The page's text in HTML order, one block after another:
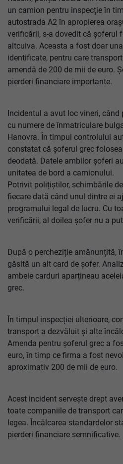
un camion pentru inspecție în
autostrada A2 în apropierea
verificării, s-a dovedit că șoferul
altcuiva. Aceasta a fost doar
identificate, pentru care
amendă de 200 de mii de euro.
pierderi financiare importante.
Incidentul a avut loc vineri,
cu numere de înmatriculare
Hanovra. În timpul controlului
constatat că șoferul grec
deodată. Datele ambilor șoferi
unitatea de bord a camionului.
Potrivit polițiștilor, schimbările
fiecare dată când unul dintre ei
programului legal de lucru. Cu
verificării, al doilea șofer nu a
După o percheziție amănunțită,
găsită un alt card de șofer.
ambele carduri aparțineau
grec.
În timpul inspecției ulterioare,
transport a dezvăluit și alte
Amenda pentru șoferul grec a
euro, în timp ce firma a fost
aproximativ 200 de mii de euro.
Acest incident servește drept
toate companiile de transport
legea. Încălcarea standardelor
pierderi financiare semnificative.